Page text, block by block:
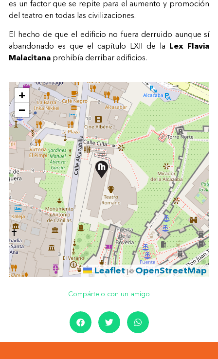
es un factor que se repite para el aumento y promoción
del teatro en todas las civilizaciones.
El hecho de que el edificio no fuera derruido aunque sí
abandonado es que el capítulo LXII de la Lex Flavia
Malacitana prohibía derribar edificios.
+
−
Leaflet|©OpenStreetMap
Compártelo con un amigo